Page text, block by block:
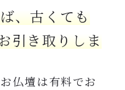
、古くても
引き取りしま
仏壇は有料でお